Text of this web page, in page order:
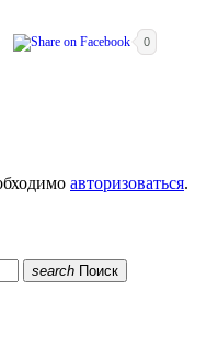
0
авторизоваться.
search Поиск